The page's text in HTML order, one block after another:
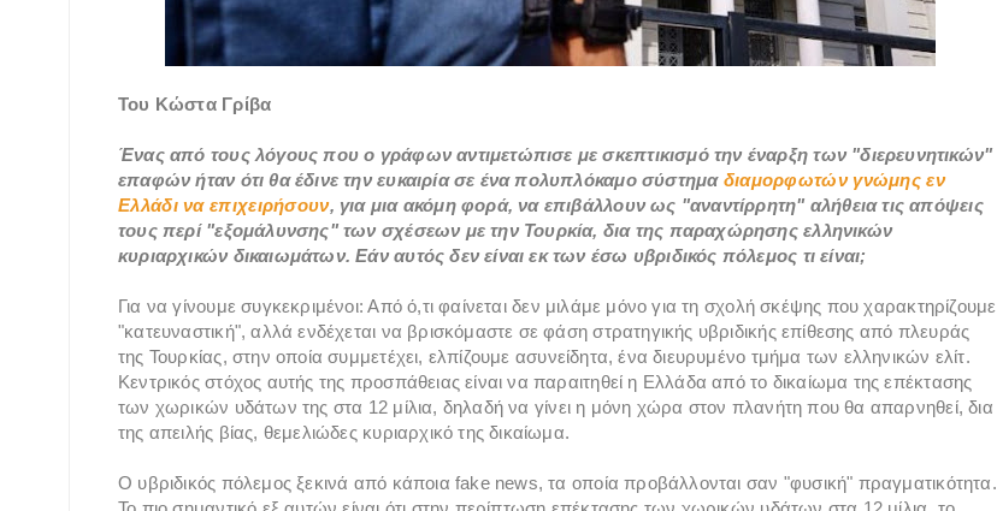
Του Κώστα Γρίβα
Ένας από τους λόγους που ο γράφων αντιμετώπισε με σκεπτικισμό την έναρξη των "διερευνητικών"
επαφών ήταν ότι θα έδινε την ευκαιρία σε ένα πολυπλόκαμο σύστημα διαμορφωτών γνώμης εν
Ελλάδι να επιχειρήσουν, για μια ακόμη φορά, να επιβάλλουν ως "αναντίρρητη" αλήθεια τις απόψεις
τους περί "εξομάλυνσης" των σχέσεων με την Τουρκία, δια της παραχώρησης ελληνικών
κυριαρχικών δικαιωμάτων. Εάν αυτός δεν είναι εκ των έσω υβριδικός πόλεμος τι είναι;
Για να γίνουμε συγκεκριμένοι: Από ό,τι φαίνεται δεν μιλάμε μόνο για τη σχολή σκέψης που χαρακτηρίζουμε
"κατευναστική", αλλά ενδέχεται να βρισκόμαστε σε φάση στρατηγικής υβριδικής επίθεσης από πλευράς
της Τουρκίας, στην οποία συμμετέχει, ελπίζουμε ασυνείδητα, ένα διευρυμένο τμήμα των ελληνικών ελίτ.
Κεντρικός στόχος αυτής της προσπάθειας είναι να παραιτηθεί η Ελλάδα από το δικαίωμα της επέκτασης
των χωρικών υδάτων της στα 12 μίλια, δηλαδή να γίνει η μόνη χώρα στον πλανήτη που θα απαρνηθεί, δια
της απειλής βίας, θεμελιώδες κυριαρχικό της δικαίωμα.
Ο υβριδικός πόλεμος ξεκινά από κάποια fake news, τα οποία προβάλλονται σαν "φυσική" πραγματικότητα.